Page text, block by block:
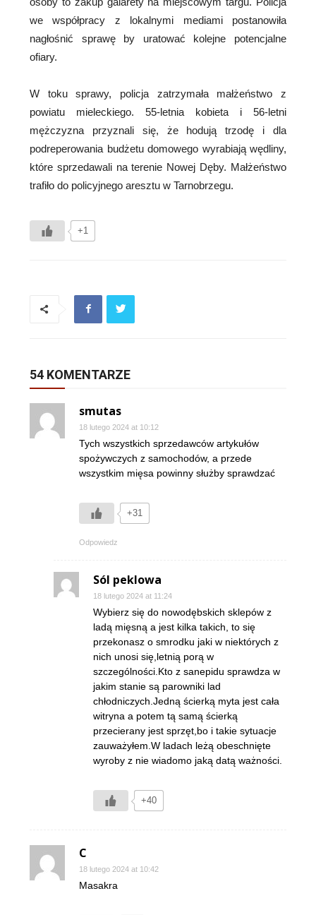
we współpracy z lokalnymi mediami postanowiła
nagłośnić sprawę by uratować kolejne potencjalne
ofiary.
W toku sprawy, policja zatrzymała małżeństwo z
powiatu mieleckiego. 55-letnia kobieta i 56-letni
mężczyzna przyznali się, że hodują trzodę i dla
podreperowania budżetu domowego wyrabiają wędliny,
które sprzedawali na terenie Nowej Dęby. Małżeństwo
trafiło do policyjnego aresztu w Tarnobrzegu.
+1
54 KOMENTARZE
smutas
18 lutego 2024 at 10:12
Tych wszystkich sprzedawców artykułów
spożywczych z samochodów, a przede
wszystkim mięsa powinny służby sprawdzać
+31
Odpowiedz
Sól peklowa
18 lutego 2024 at 11:24
Wybierz się do nowodębskich sklepów z
ladą mięsną a jest kilka takich, to się
przekonasz o smrodku jaki w niektórych z
nich unosi się,letnią porą w
szczególności.Kto z sanepidu sprawdza w
jakim stanie są parowniki lad
chłodniczych.Jedną ścierką myta jest cała
witryna a potem tą samą ścierką
przecierany jest sprzęt,bo i takie sytuacje
zauważyłem.W ladach leżą obeschnięte
wyroby z nie wiadomo jaką datą ważności.
+40
C
18 lutego 2024 at 10:42
Masakra